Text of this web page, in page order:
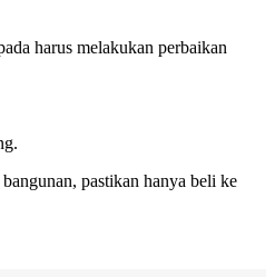
harus melakukan perbaikan
pastikan hanya beli ke